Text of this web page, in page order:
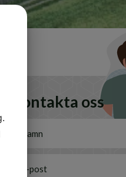
Kontakta oss